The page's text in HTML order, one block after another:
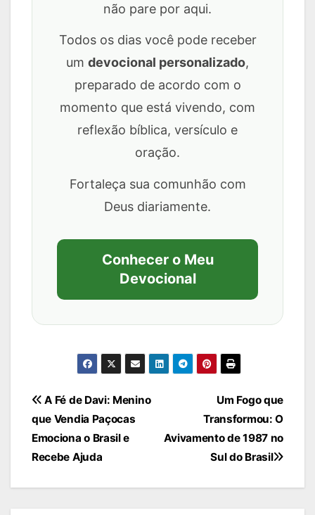
não pare por aqui.
Todos os dias você pode receber
um devocional personalizado,
preparado de acordo com o
momento que está vivendo, com
reflexão bíblica, versículo e
oração.
Fortaleça sua comunhão com
Deus diariamente.
Conhecer o Meu
Devocional
Navegação
de
Post
Um Fogo que
Transformou: O
Avivamento de 1987 no
Sul do Brasil
A Fé de Davi: Menino
que Vendia Paçocas
Emociona o Brasil e
Recebe Ajuda